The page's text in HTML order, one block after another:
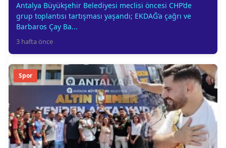
Antalya Büyükşehir Belediyesi meclisi öncesi CHP’de
grup toplantısı tartışması yaşandı; EKDAĞ’a çağrı ve
Barbaros Çay Ba...
3 hafta önce
Spor